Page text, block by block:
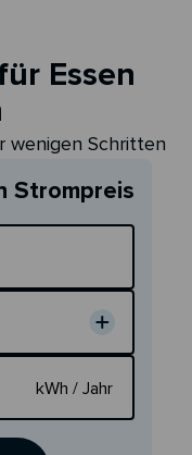
Essen
wenigen Schritten
Strompreis
kWh / Jahr